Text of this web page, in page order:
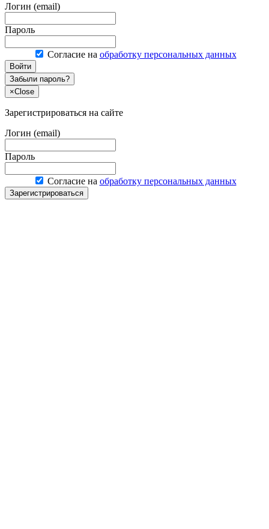
Логин (email)
Пароль
Согласие на обработку персональных данных
Войти
Забыли пароль?
×Close
Зарегистрироваться на сайте
Логин (email)
Пароль
Согласие на обработку персональных данных
Зарегистрироваться